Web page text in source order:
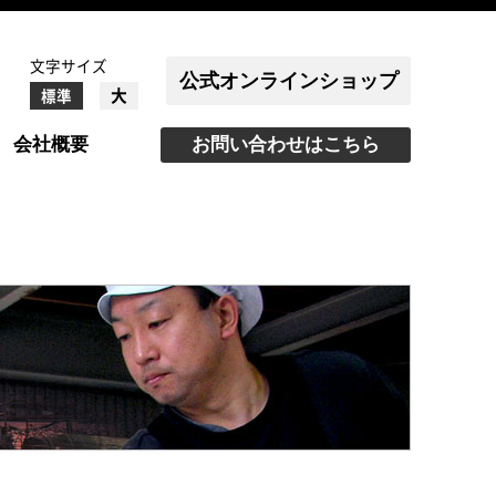
文字サイズ
標準
大
公式オンラインショップ
会社概要 お問い合わせはこちら